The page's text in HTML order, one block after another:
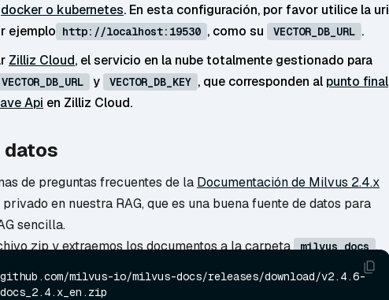
docker o kubernetes. En esta configuración, por favor utilice la uri
ejemplo http://localhost:19530 , como su VECTOR_DB_URL .
Zilliz Cloud, el servicio en la nube totalmente gestionado para
VECTOR_DB_URL y VECTOR_DB_KEY , que corresponden al punto final
Api en Zilliz Cloud.
datos
de preguntas frecuentes de la Documentación de Milvus 2.4.x
en nuestra RAG, que es una buena fuente de datos para
sencilla.
zip y extraemos los documentos a la carpeta milvus_docs .
milvus-io/milvus-docs/releases/download/v2.4.6-